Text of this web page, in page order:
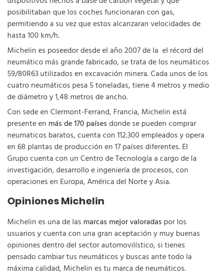
posibilitaban que los coches funcionaran con gas,
permitiendo a su vez que estos alcanzaran velocidades de
hasta 100 km/h.
Michelin es poseedor desde el año 2007 de la el récord del
neumático más grande fabricado, se trata de los neumáticos
59/80R63 utilizados en excavación minera. Cada unos de los
cuatro neumáticos pesa 5 toneladas, tiene 4 metros y medio
de diámetro y 1,48 metros de ancho.
Con sede en Clermont-Ferrand, Francia, Michelin está
presente en más de 170 paísesdonde se pueden comprar
neumaticos baratos, cuenta con 112.300 empleados y opera
en 68 plantas de producción en 17 países diferentes. El
Grupo cuenta con un Centro de Tecnología a cargo de la
investigación, desarrollo e ingeniería de procesos, con
operaciones en Europa, América del Norte y Asia.
Opiniones Michelin
Michelin es una de las marcas mejor valoradas por los
usuarios y cuenta con una gran aceptación y muy buenas
opiniones dentro del sector automovilístico, si tienes
pensado cambiar tus neumáticos y buscas ante todo la
máxima calidad, Michelin es tu marca de neumáticos.